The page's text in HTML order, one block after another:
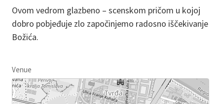
Ovom vedrom glazbeno – scenskom pričom u kojoj
dobro pobjeđuje zlo započinjemo radosno iščekivanje
Božića.
Venue